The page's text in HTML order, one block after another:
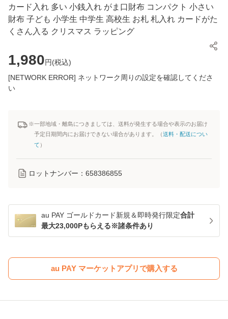
カード入れ 多い 小銭入れ がま口財布 コンパクト 小さい
財布 子ども 小学生 中学生 高校生 お札 札入れ カードがた
くさん入る クリスマス ラッピング
1,980円(税込)
[NETWORK ERROR] ネットワーク周りの設定を確認してくださ
い
※一部地域・離島につきましては、送料が発生する場合や表示のお届け
予定日期間内にお届けできない場合があります。（送料・配送につい
て ）
ロットナンバー： 658386855
au PAY ゴールドカード新規＆即時発行限定合計
最大23,000Pもらえる※諸条件あり
au PAY マーケットアプリで購入する